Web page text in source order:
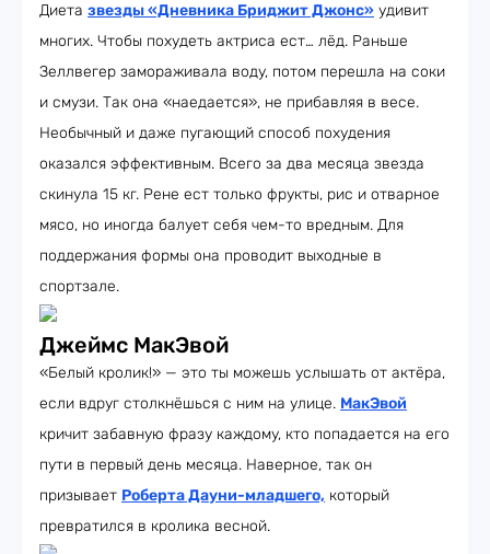
Диета звезды «Дневника Бриджит Джонс» удивит
многих. Чтобы похудеть актриса ест… лёд. Раньше
Зеллвегер замораживала воду, потом перешла на соки
и смузи. Так она «наедается», не прибавляя в весе.
Необычный и даже пугающий способ похудения
оказался эффективным. Всего за два месяца звезда
скинула 15 кг. Рене ест только фрукты, рис и отварное
мясо, но иногда балует себя чем-то вредным. Для
поддержания формы она проводит выходные в
спортзале.
Джеймс МакЭвой
«Белый кролик!» — это ты можешь услышать от актёра,
если вдруг столкнёшься с ним на улице. МакЭвой
кричит забавную фразу каждому, кто попадается на его
пути в первый день месяца. Наверное, так он
призывает Роберта Дауни-младшего, который
превратился в кролика весной.